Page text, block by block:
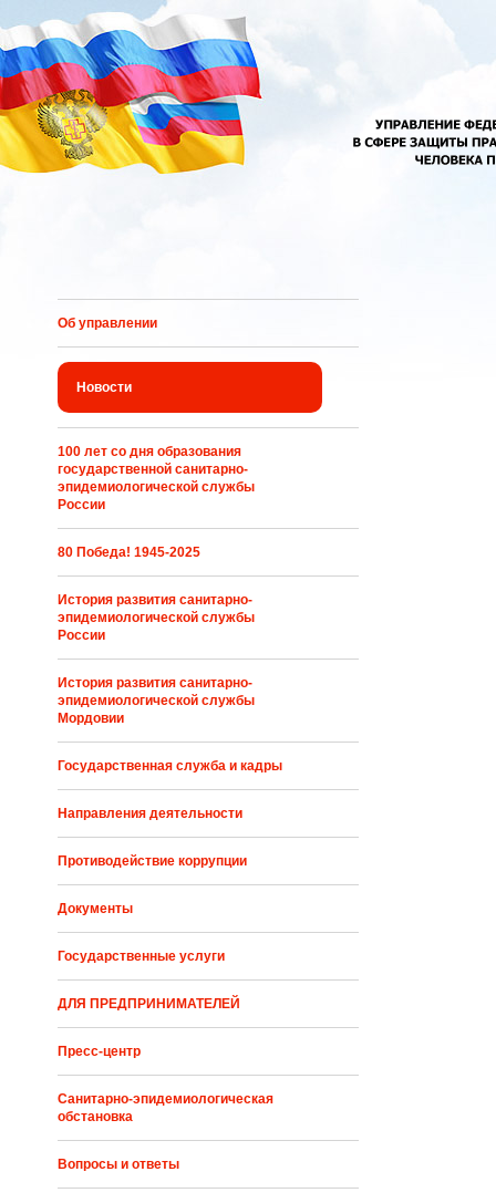
Перейти к основному содержанию
Об управлении
Новости
100 лет со дня образования
государственной санитарно-
эпидемиологической службы
России
80 Победа! 1945-2025
История развития санитарно-
эпидемиологической службы
России
История развития санитарно-
эпидемиологической службы
Мордовии
Государственная служба и кадры
Направления деятельности
Противодействие коррупции
Документы
Государственные услуги
ДЛЯ ПРЕДПРИНИМАТЕЛЕЙ
Пресс-центр
Санитарно-эпидемиологическая
обстановка
Вопросы и ответы